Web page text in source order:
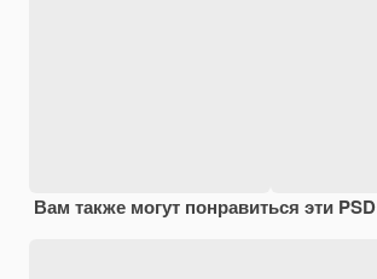
Вам также могут понравиться эти PSD